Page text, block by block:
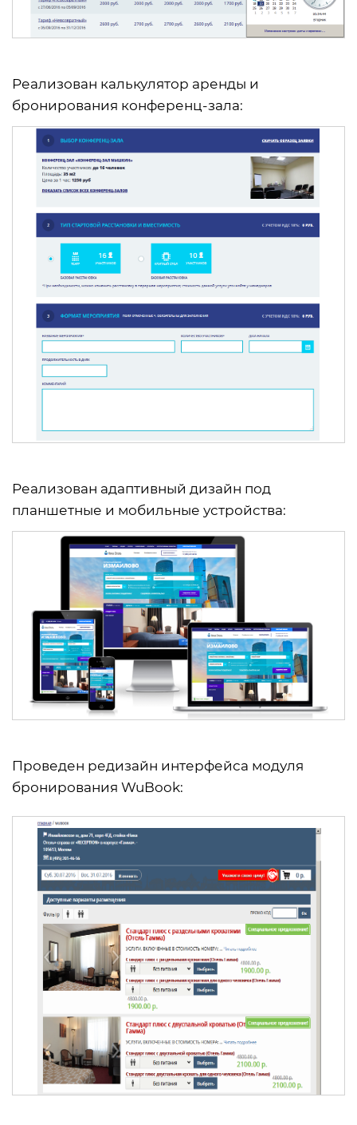
Реализован калькулятор аренды и
бронирования конференц-зала:
Реализован адаптивный дизайн под
планшетные и мобильные устройства:
Проведен редизайн интерфейса модуля
бронирования WuBook: